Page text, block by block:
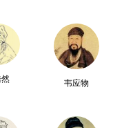
然 韦应物